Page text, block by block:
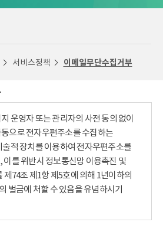
서비스정책 이메일무단수집거부
운영자 또는 관리자의 사전 동의 없이
으로 전자우편주소를 수집하는
적 장치를 이용하여 전자우편주소를
를 위반시 정보통신망 이용촉진 및
제74조 제1항 제5호에 의해 1년이하의
벌금에 처할 수 있음을 유념하시기